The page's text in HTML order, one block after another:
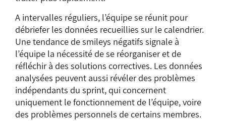
A intervalles réguliers, l’équipe se réunit pour
débriefer les données recueillies sur le calendrier.
Une tendance de smileys négatifs signale à
l’équipe la nécessité de se réorganiser et de
réfléchir à des solutions correctives. Les données
analysées peuvent aussi révéler des problèmes
indépendants du sprint, qui concernent
uniquement le fonctionnement de l’équipe, voire
des problèmes personnels de certains membres.